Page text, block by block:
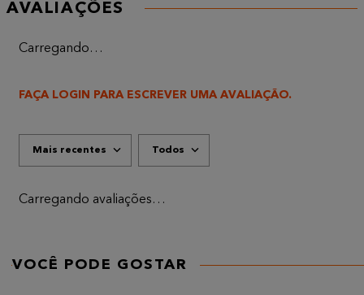
AVALIAÇÕES
Carregando…
FAÇA LOGIN PARA ESCREVER UMA AVALIAÇÃO.
Mais recentes Todos
Carregando avaliações…
VOCÊ PODE GOSTAR